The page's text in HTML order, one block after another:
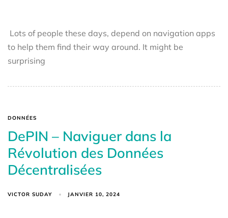
Lots of people these days, depend on navigation apps
to help them find their way around. It might be
surprising
DONNÉES
DePIN – Naviguer dans la
Révolution des Données
Décentralisées
VICTOR SUDAY JANVIER 10, 2024